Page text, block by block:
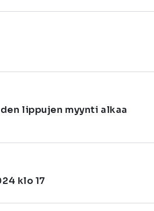
lippujen myynti alkaa
klo 17